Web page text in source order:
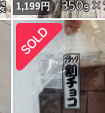
1,199円